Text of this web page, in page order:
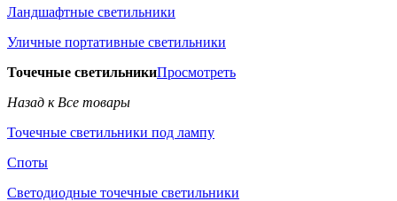
Ландшафтные светильники
Уличные портативные светильники
Точечные светильникиПросмотреть
Назад к Все товары
Точечные светильники под лампу
Споты
Светодиодные точечные светильники